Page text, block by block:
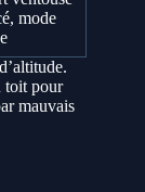
mode
toit pour
mauvais